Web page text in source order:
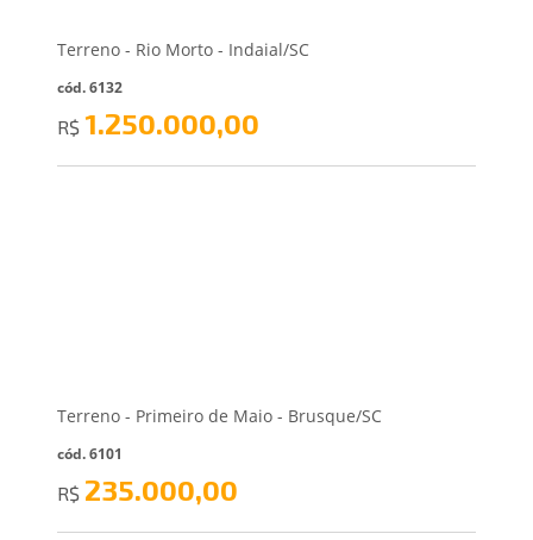
Terreno - Rio Morto - Indaial/SC
cód. 6132
R$ 1.250.000,00
Terreno - Primeiro de Maio - Brusque/SC
cód. 6101
R$ 235.000,00